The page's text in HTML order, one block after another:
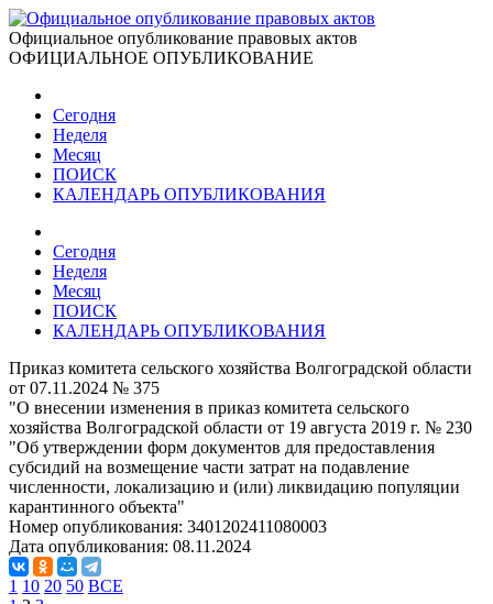
Официальное опубликование правовых актов
ОФИЦИАЛЬНОЕ ОПУБЛИКОВАНИЕ
Сегодня
Неделя
Месяц
ПОИСК
КАЛЕНДАРЬ ОПУБЛИКОВАНИЯ
Сегодня
Неделя
Месяц
ПОИСК
КАЛЕНДАРЬ ОПУБЛИКОВАНИЯ
Приказ комитета сельского хозяйства Волгоградской области
от 07.11.2024 № 375
"О внесении изменения в приказ комитета сельского
хозяйства Волгоградской области от 19 августа 2019 г. № 230
"Об утверждении форм документов для предоставления
субсидий на возмещение части затрат на подавление
численности, локализацию и (или) ликвидацию популяции
карантинного объекта"
Номер опубликования: 3401202411080003
Дата опубликования: 08.11.2024
1 10 20 50 ВСЕ